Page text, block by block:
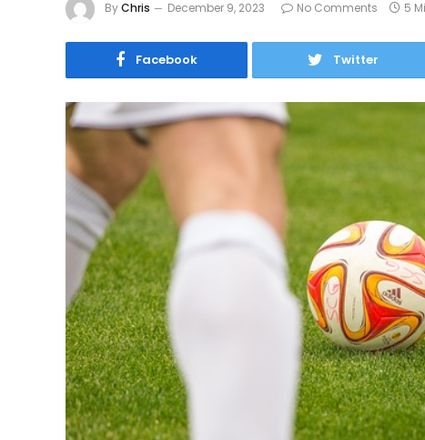
ByChris December 9, 2023 No Comments 5
Facebook Twitter